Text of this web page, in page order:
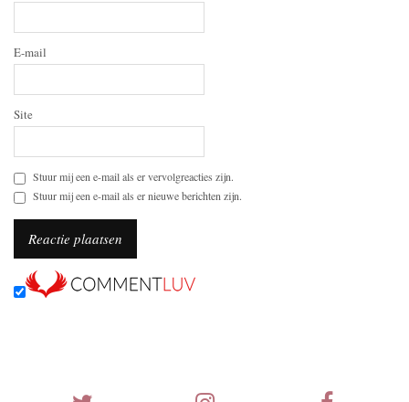
E-mail
Site
Stuur mij een e-mail als er vervolgreacties zijn.
Stuur mij een e-mail als er nieuwe berichten zijn.